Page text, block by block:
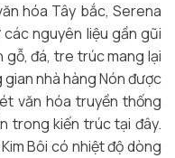
hóa Tây bắc, Serena
nguyên liệu gần gũi
gỗ, đá, tre trúc mang lại
nhà hàng Nón được
văn hóa truyền thống
trong kiến trúc tại đây.
Bôi có nhiệt độ dòng